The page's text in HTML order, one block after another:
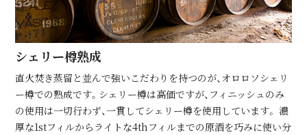
シェリー樽熟成
直⽕焚き蒸留と並んで強いこだわりを持つのが、オロロソシェリ
ー樽での熟成です。シェリー樽は⾼価ですが、フィニッシュのみ
の使⽤は⼀切⾏わず、⼀貫してシェリー樽を使⽤しています。 濃
厚な1stフィルからライトな4thフィルまでの原酒を巧みに使い分